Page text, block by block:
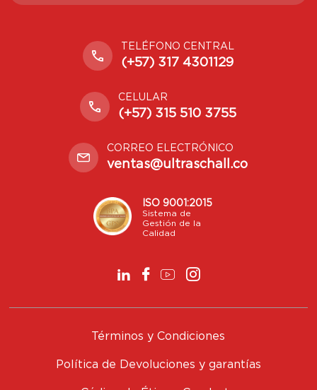
TELÉFONO CENTRAL
(+57) 317 4301129
CELULAR
(+57) 315 510 3755
CORREO ELECTRÓNICO
ventas@ultraschall.co
ISO 9001:2015
Sistema de
Gestión de la
Calidad
Términos y Condiciones
Política de Devoluciones y garantías